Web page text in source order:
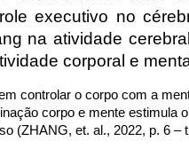
executivo no
na atividade
corporal e
controlar o corpo com a
corpo e mente estimula
(ZHANG, et. al., 2022, p. 6 –